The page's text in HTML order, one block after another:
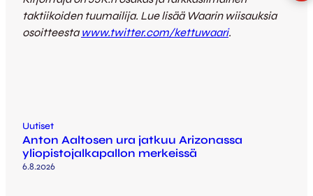
taktiikoiden tuumailija. Lue lisää Waarin wiisauksia
osoitteestawww.twitter.com/kettuwaari.
Uutiset
Anton Aaltosen ura jatkuu Arizonassa
yliopistojalkapallon merkeissä
6.8.2026